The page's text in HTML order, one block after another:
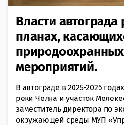
Власти автограда
планах,
природоохранных
мероприятий.
В автограде в 2025-2026
реки Челна и участок
заместитель директора по
окружающей среды МУП